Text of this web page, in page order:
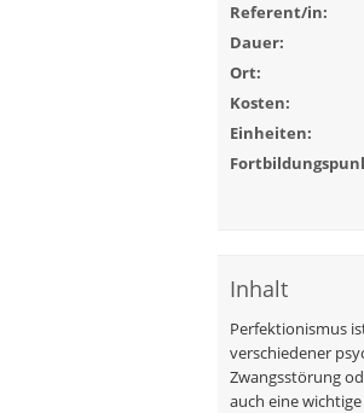
Referent/in:
Dauer:
Ort:
Kosten:
Einheiten:
Inhalt
Perfektionismus
verschiedener
Zwangsstörung
auch eine